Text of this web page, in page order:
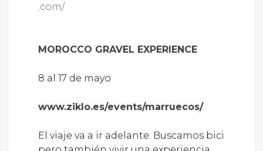
.com/
MOROCCO GRAVEL EXPERIENCE
8 al 17 de mayo
www.ziklo.es/events/marruecos/
El viaje va a ir adelante. Buscamos bici